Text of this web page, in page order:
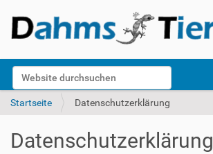
Website durchsuchen
k
Startseite Datenschutzerklärung
Datenschutzerklärung